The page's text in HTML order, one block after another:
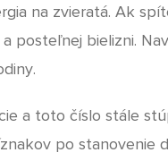
na zvieratá. Ak
posteľnej bielizni.
a toto číslo stále
po stanovenie